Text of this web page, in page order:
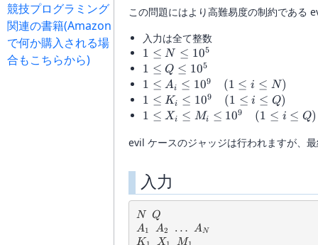
競技プログラミング
関連の書籍(Amazon
で何か購入される場
合もこちらから)
10^9\quad(1\le
この問題にはより高難易度の制約である
入力は全て整数
1\le
N\le
10^5
1 ≤ N ≤ 105
1\le
Q\le
10^5
1 ≤ Q ≤ 105
1\le A_i\le
10^9\quad(1\le
i\le N)
1 ≤ Ai ≤ 109 (1 ≤ i ≤ N)
1\le K_i\le
10^9\quad(1\le
1 ≤ Ki ≤ 109 (1 ≤ i ≤ Q)
1\le X_i\le
10^9\quad(1\le
1 ≤ Xi ≤ Mi ≤ 109 (1 ≤ i ≤ Q)
evil ケースのジャッジは行われますが、
入力
N
N Q
Q
A_1
A1 A_2
A2 \dots
… A_N
AN
K_1
K X_1
X M_1
M